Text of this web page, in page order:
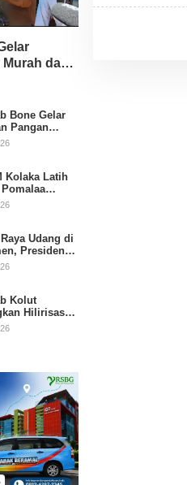
dan
Bone Gelar
Pangan
Serbu
Kolaka Latih
Produk
Udang di
Presiden
Tekankan
Kolut
Hilirisasi
Kelapa,